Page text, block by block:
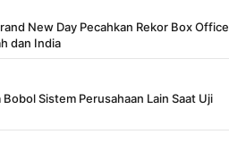
New Day Pecahkan Rekor Box Office
dan India
Sistem Perusahaan Lain Saat Uji